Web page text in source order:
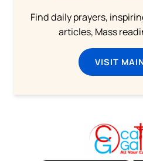
Find daily prayers,
articles, Mass
VISIT